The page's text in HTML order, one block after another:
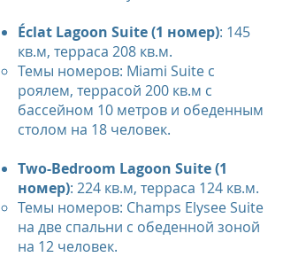
Éclat Lagoon Suite (1 номер): 145
кв.м, терраса 208 кв.м.
Темы номеров: Miami Suite с
роялем, террасой 200 кв.м с
бассейном 10 метров и обеденным
столом на 18 человек.
Two-Bedroom Lagoon Suite (1
номер): 224 кв.м, терраса 124 кв.м.
Темы номеров: Champs Elysee Suite
на две спальни с обеденной зоной
на 12 человек.